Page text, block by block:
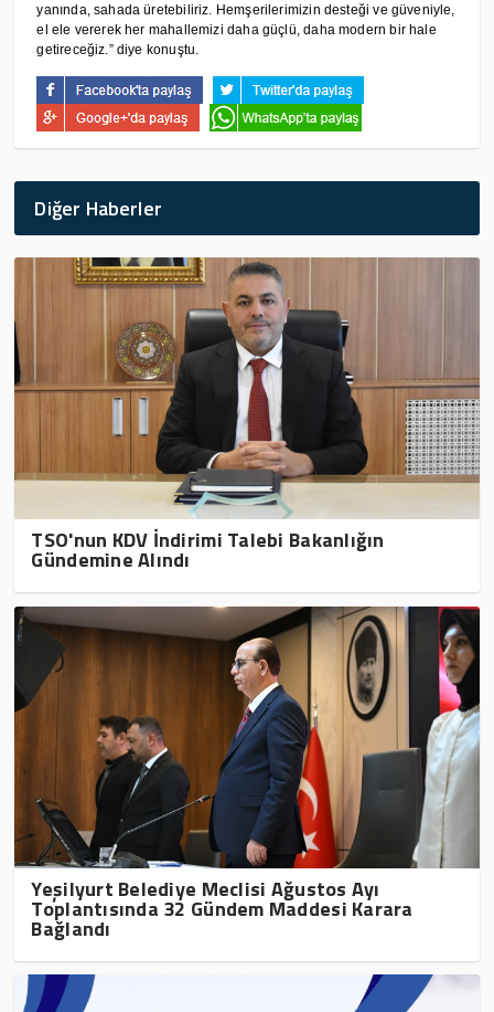
yanında, sahada üretebiliriz. Hemşerilerimizin desteği ve güveniyle,
el ele vererek her mahallemizi daha güçlü, daha modern bir hale
getireceğiz.” diye konuştu.
Diğer Haberler
TSO'nun KDV İndirimi Talebi Bakanlığın
Gündemine Alındı
Yeşilyurt Belediye Meclisi Ağustos Ayı
Toplantısında 32 Gündem Maddesi Karara
Bağlandı